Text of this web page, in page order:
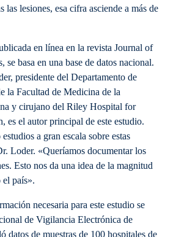
las lesiones, esa cifra asciende a más de
en línea en la revista Journal of
se basa en una base de datos nacional.
presidente del Departamento de
la Facultad de Medicina de la
y cirujano del Riley Hospital for
es el autor principal de este estudio.
a gran escala sobre estas
Loder. «Queríamos documentar los
Esto nos da una idea de la magnitud
país».
necesaria para este estudio se
de Vigilancia Electrónica de
datos de muestras de 100 hospitales de